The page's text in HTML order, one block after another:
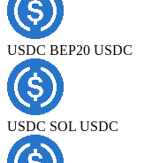
USDC BEP20 USDC
USDC SOL USDC